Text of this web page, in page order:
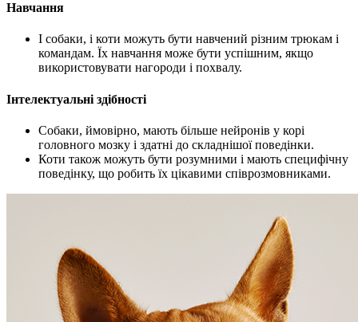
Навчання
І собаки, і коти можуть бути навчений різним трюкам і
командам. Їх навчання може бути успішним, якщо
використовувати нагороди і похвалу.
Інтелектуальні здібності
Собаки, ймовірно, мають більше нейронів у корі
головного мозку і здатні до складнішої поведінки.
Коти також можуть бути розумними і мають специфічну
поведінку, що робить їх цікавими співрозмовниками.